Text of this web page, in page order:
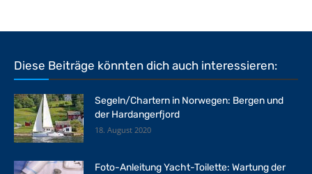
Diese Beiträge könnten dich auch interessieren:
Segeln/Chartern in Norwegen: Bergen und
der Hardangerfjord
18. August 2020
Foto-Anleitung Yacht-Toilette: Wartung der